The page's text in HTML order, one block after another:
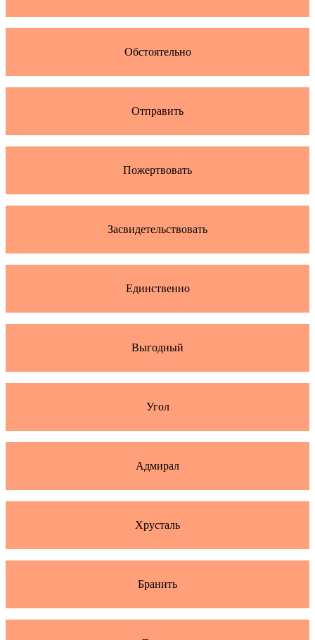
Обстоятельно
Отправить
Пожертвовать
Засвидетельствовать
Единственно
Выгодный
Угол
Адмирал
Хрусталь
Бранить